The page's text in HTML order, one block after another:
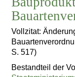
Vollzitat:
S. 517)
Bestandteil der